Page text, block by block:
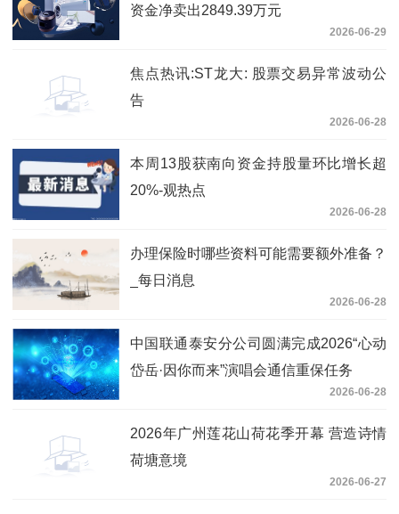
资金净卖出2849.39万元
2026-06-29
焦点热讯:ST龙大: 股票交易异常波动公
告
2026-06-28
本周13股获南向资金持股量环比增长超
20%-观热点
2026-06-28
办理保险时哪些资料可能需要额外准备？
_每日消息
2026-06-28
中国联通泰安分公司圆满完成2026“心动
岱岳·因你而来”演唱会通信重保任务
2026-06-28
2026年广州莲花山荷花季开幕 营造诗情
荷塘意境
2026-06-27